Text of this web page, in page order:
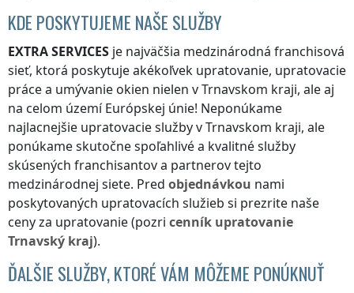
KDE POSKYTUJEME NAŠE SLUŽBY
EXTRA SERVICES je najväčšia medzinárodná franchisová
sieť, ktorá poskytuje akékoľvek upratovanie, upratovacie
práce a umývanie okien nielen v Trnavskom kraji, ale aj
na celom území Európskej únie! Neponúkame
najlacnejšie upratovacie službyv Trnavskom kraji, ale
ponúkame skutočne spoľahlivé a kvalitné služby
skúsených franchisantov a partnerov tejto
medzinárodnej siete. Pred objednávkou nami
poskytovaných upratovacích služieb si prezrite naše
ceny za upratovanie (pozri cenník upratovanie
Trnavský kraj).
ĎALŠIE SLUŽBY, KTORÉ VÁM MÔŽEME PONÚKNUŤ